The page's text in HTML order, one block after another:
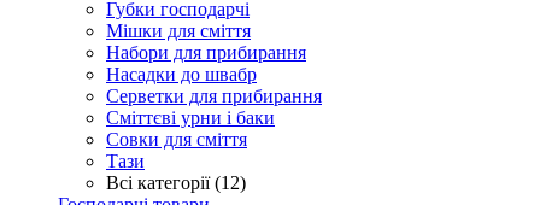
Губки господарчі
Мішки для сміття
Набори для прибирання
Насадки до швабр
Серветки для прибирання
Сміттєві урни і баки
Совки для сміття
Тази
Всі категорії (12)